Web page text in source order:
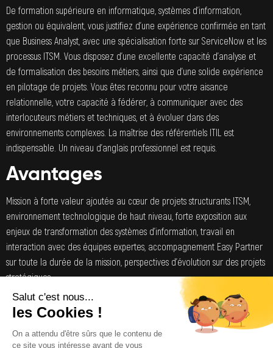
De formation supérieure en informatique, systèmes d’information,
gestion ou équivalent, vous justifiez d’une expérience confirmée en tant
que Business Analyst, avec une spécialisation forte sur ServiceNow et les
processus ITSM. Vous disposez d’une excellente capacité d’analyse et
de formalisation des besoins métiers, ainsi que d’une solide expérience
en pilotage de projets. Vous êtes reconnu pour votre aisance
relationnelle, votre capacité à fédérer, à communiquer avec des
interlocuteurs métiers et techniques, et à évoluer dans des
environnements complexes. La maîtrise des référentiels ITIL est
indispensable. Un niveau d’anglais professionnel est requis.
Avantages
Mission à forte valeur ajoutée au cœur de projets structurants ITSM,
environnement technologique de haut niveau, forte exposition aux
enjeux de transformation des systèmes d’information, travail en
interaction avec des équipes expertes, accompagnement Easy Partner
sur toute la durée de la mission, perspectives d’évolution sur des projets
stratégiques.
Pourquoi nous rejoindre ?
Intégrer cette mission, c’est intervenir sur un programme ITSM